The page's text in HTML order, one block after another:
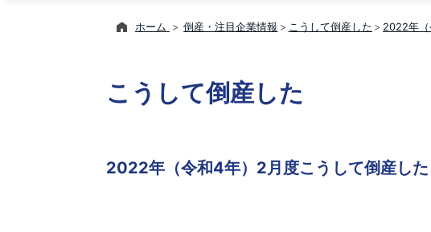
ホーム 倒産・注目企業情報 こうして倒産した 2022年（
こうして倒産した
2022年（令和4年）2月度こうして倒産した